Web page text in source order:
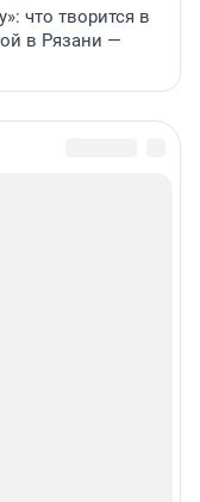
что творится в
в Рязани —